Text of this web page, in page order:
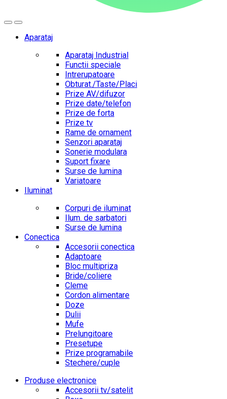
Aparataj
Aparataj Industrial
Functii speciale
Intrerupatoare
Obturat./Taste/Placi
Prize AV/difuzor
Prize date/telefon
Prize de forta
Prize tv
Rame de ornament
Senzori aparataj
Sonerie modulara
Suport fixare
Surse de lumina
Variatoare
Iluminat
Corpuri de iluminat
Ilum. de sarbatori
Surse de lumina
Conectica
Accesorii conectica
Adaptoare
Bloc multipriza
Bride/coliere
Cleme
Cordon alimentare
Doze
Dulii
Mufe
Prelungitoare
Presetupe
Prize programabile
Stechere/cuple
Produse electronice
Accesorii tv/satelit